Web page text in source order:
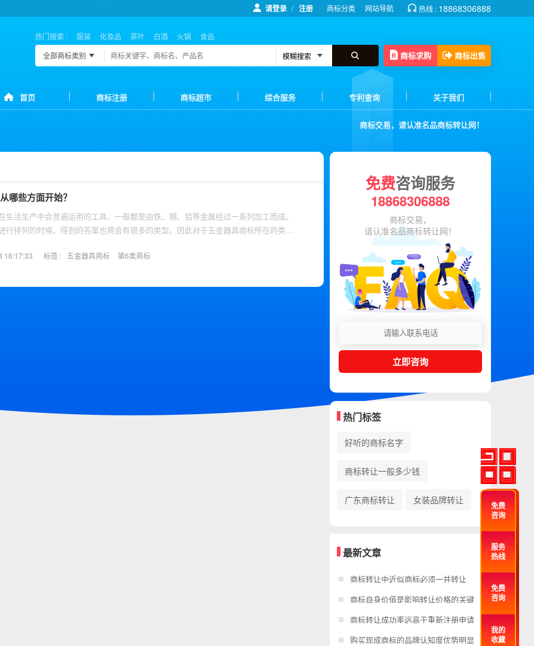
请登录 / 注册 商标分类 网站导航 热线 : 18868306888
热门搜索 : 服装 化妆品 茶叶 白酒 火锅
食品
全部商标类别
商标求购 商标出售
首页 商标注册 商标超市 综合服务 专利查询 关于我们
商标交易，请认准名品商标转让网！
哪些方面开始？
生活生产中会普遍运用的工具，一般都是由铁、钢、铝等金属经过一系列加工而成。
行排列的时候，得到的答案也将会有很多的类型。因此对于五金器具商标所在的类
标签： 五金器具商标 第6类商标
16:17:33
免费咨询服务
18868306888
商标交易，
请认准名品商标转让网！
立即咨询
热门标签
好听的商标名字
商标转让一般多少钱
广东商标转让 女装品牌转让
最新文章
商标转让中近似商标必须一并转让
商标自身价值是影响转让价格的关键
商标转让成功率远高于重新注册申请
购买现成商标的品牌认知度优势明显
免费
咨询
服务
热线
免费
咨询
我的
收藏